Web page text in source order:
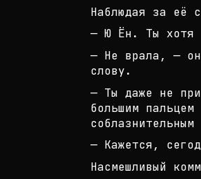
Наблюдая за её
— Ю Ён. Ты хотя
— Не врала, —
слову.
— Ты даже не
большим
собла
— Кажется,
Насмешливый